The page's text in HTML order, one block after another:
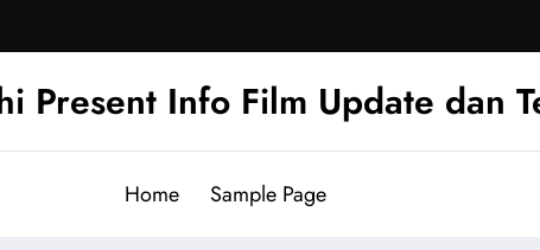
Present Info Film Update dan
Home Sample Page